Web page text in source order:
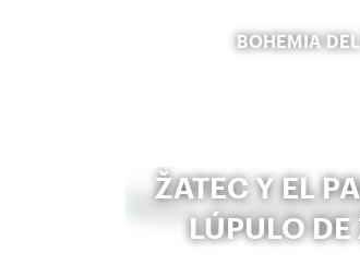
BOHEMIA
ŽATEC Y EL
LÚPULO DE